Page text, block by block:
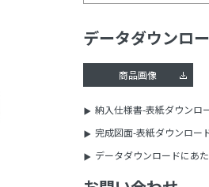
データダウンロ
商品画像
納入仕様書-表紙ダウンロ
完成図面-表紙ダウンロー
データダウンロードにあ